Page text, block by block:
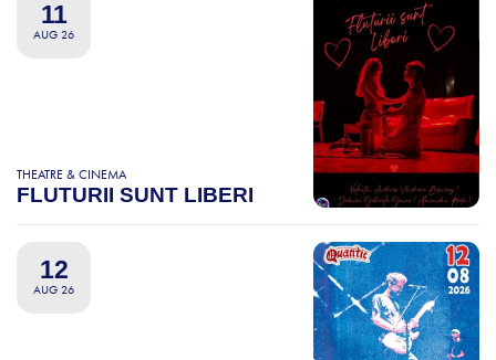
11
AUG 26
THEATRE & CINEMA
FLUTURII SUNT LIBERI
12
AUG 26